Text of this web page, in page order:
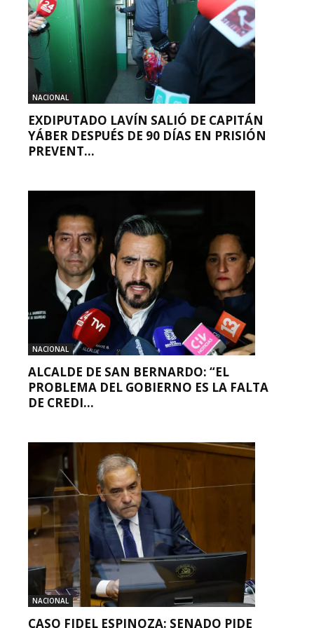
NACIONAL
EXDIPUTADO LAVÍN SALIÓ DE CAPITÁN
YÁBER DESPUÉS DE 90 DÍAS EN PRISIÓN
PREVENT...
NACIONAL
ALCALDE DE SAN BERNARDO: “EL
PROBLEMA DEL GOBIERNO ES LA FALTA
DE CREDI...
NACIONAL
CASO FIDEL ESPINOZA: SENADO PIDE